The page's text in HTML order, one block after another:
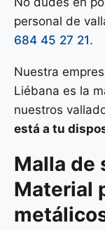
personal de
684 45 27 21.
Nuestra
Liébana es la
nuestros
está a tu
Malla de
Material